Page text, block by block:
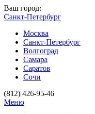
Ваш город:
Санкт-Петербург
Москва
Санкт-Петербург
Волгоград
Самара
Саратов
Сочи
(812) 426-95-46
Меню